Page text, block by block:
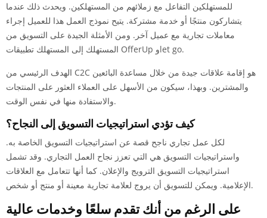
للمستهلكين التفاعل مع زملائهم من المستهلكين. ويحدث ذلك عندما
يتشاركون منتجًا أو خدمة مشتركة. يتيح نموذج العمل هذا للعميل إجراء
معاملات تجارية مع عميل آخر. ومن الأمثلة الجيدة على التسويق من
المستهلك إلى المستهلك تطبيقات OfferUp وlet go.
الهدف الرئيسي من C2C هو إقامة علاقات جيدة من خلال مساعدة البائعين
والمشترين. وبهذا، سيكون من الأسهل على العملاء العثور على المنتجات
والاستفادة منها في نفس الوقت.
كيف تؤدي استراتيجيات التسويق إلى النجاح؟
لكل عمل تجاري ناجح قصة عن استراتيجيات التسويق الخاصة به.
واستراتيجيات التسويق هي التي تعزز نجاح العمل التجاري. وقد تشمل
استراتيجيات التسويق الترويج والإعلان. كما أنها تتعامل مع العلاقات
الإعلامية. ويمكن للتسويق أن يروج لعلامة تجارية معينة أو منتج أو شخص.
على الرغم من أنك تقدم سلعًا وخدمات عالية